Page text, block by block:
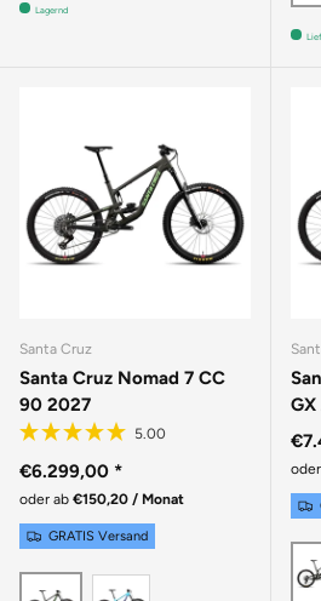
Lagernd
Santa Cruz
Santa Cruz Nomad 7 CC
90 2027
€6.299,00 *
oder ab €150,20 / Monat
GRATIS Versand
MATTE METALLIC EARTH
GLOSS AQUA